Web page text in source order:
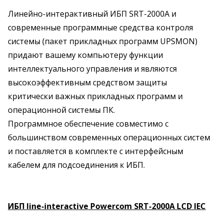
Линейно-интерактивный ИБП SRT-2000A и
современные программные средства контроля
системы (пакет прикладных программ UPSMON)
придают вашему компьютеру функции
интеллектуального управления и являются
высокоэффективным средством защиты
критически важных прикладных программ и
операционной системы ПК.
Программное обеспечение совместимо с
большинством современных операционных систем
и поставляется в комплекте с интерфейсным
кабелем для подсоединения к ИБП.
ИБП line-interactive Powercom SRT-2000A LCD IEC